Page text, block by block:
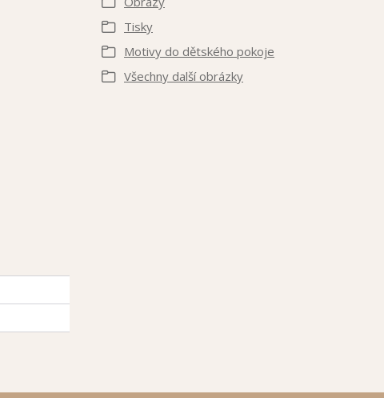
Tisky
Motivy do dětského pokoje
Všechny další obrázky